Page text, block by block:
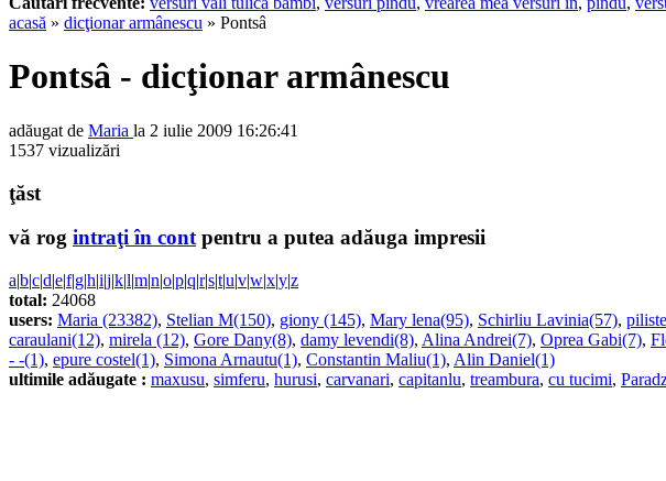
acasă » dicţionar armânescu » Pontsâ
Pontsâ - dicţionar armânescu
adăugat de Maria la 2 iulie 2009 16:26:41
1537 vizualizări
ţăst
vă rog intraţi în contpentru a putea adăuga impresii
a|b|c|d|e|f|g|h|i|j|k|l|m|n|o|p|q|r|s|t|u|v|w|x|y|z
total: 24068
users: Maria (23382), Stelian M(150), giony (145), Mary lena(95), Schirliu Lavinia(57),
caraulani(12), mirela (12), Gore Dany(8), damy levendi(8), Alina Andrei(7), Oprea Gabi(7),
- -(1), epure costel(1), Simona Arnautu(1), Constantin Maliu(1), Alin Daniel(1)
ultimile adăugate : maxusu, simferu, hurusi, carvanari, capitanlu, treambura, cu tucimi,